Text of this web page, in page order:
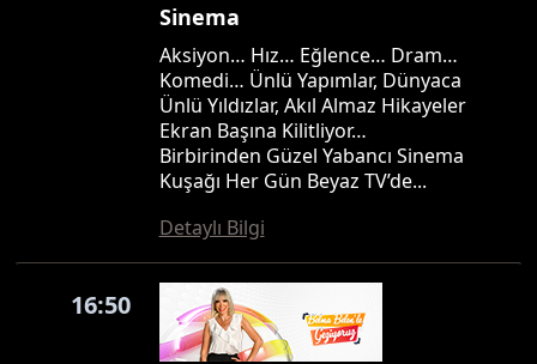
Sinema
Aksiyon… Hız… Eğlence… Dram…
Komedi… Ünlü Yapımlar, Dünyaca
Ünlü Yıldızlar, Akıl Almaz Hikayeler
Ekran Başına Kilitliyor…
Birbirinden Güzel Yabancı Sinema
Kuşağı Her Gün Beyaz TV’de...
Detaylı Bilgi
16:50